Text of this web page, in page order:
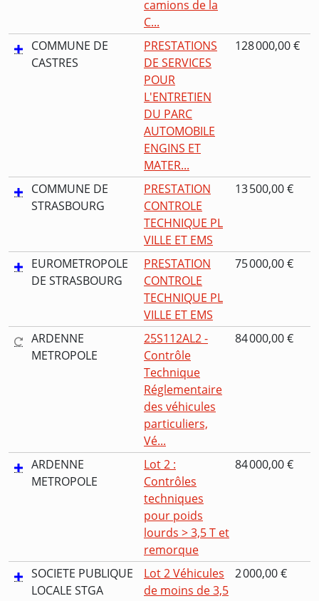
camions de la
C...
COMMUNE DE
CASTRES
PRESTATIONS
DE SERVICES
POUR
L'ENTRETIEN
DU PARC
AUTOMOBILE
ENGINS ET
MATER...
128 000,00 €
COMMUNE DE
STRASBOURG
PRESTATION
CONTROLE
TECHNIQUE PL
VILLE ET EMS
13 500,00 €
EUROMETROPOLE
DE STRASBOURG
PRESTATION
CONTROLE
TECHNIQUE PL
VILLE ET EMS
75 000,00 €
ARDENNE
METROPOLE
25S112AL2 -
Contrôle
Technique
Réglementaire
des véhicules
particuliers,
Vé...
84 000,00 €
ARDENNE
METROPOLE
Lot 2 :
Contrôles
techniques
pour poids
lourds > 3,5 T et
remorque
84 000,00 €
SOCIETE PUBLIQUE
LOCALE STGA
Lot 2 Véhicules
de moins de 3,5
2 000,00 €